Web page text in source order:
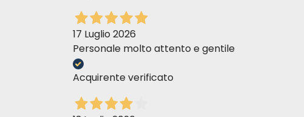
17 Luglio 2026
Personale molto attento e gentile
Acquirente verificato